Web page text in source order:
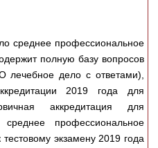
1050
среднее профессиональное
полную базу вопросов
лечебное дело с ответами),
2019 года для
аккредитация для
профессиональное
экзамену 2019 года